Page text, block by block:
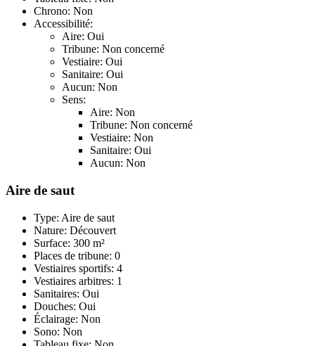
Chrono: Non
Accessibilité:
Aire: Oui
Tribune: Non concerné
Vestiaire: Oui
Sanitaire: Oui
Aucun: Non
Sens:
Aire: Non
Tribune: Non concerné
Vestiaire: Non
Sanitaire: Oui
Aucun: Non
Aire de saut
Type: Aire de saut
Nature: Découvert
Surface: 300 m²
Places de tribune: 0
Vestiaires sportifs: 4
Vestiaires arbitres: 1
Sanitaires: Oui
Douches: Oui
Éclairage: Non
Sono: Non